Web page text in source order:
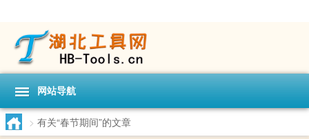
网站导航
> 有关“春节期间”的文章